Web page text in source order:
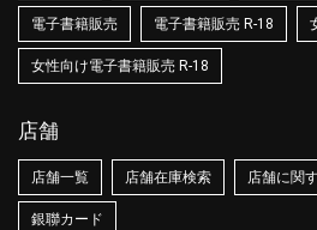
電子書籍販売 電子書籍販売 R-18
女性向け電子書籍販売 R-18
店舗
店舗一覧 店舗在庫検索 店舗に関
銀聯カード